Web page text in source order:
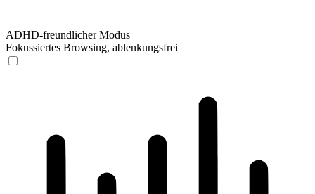
ADHD-freundlicher Modus
Fokussiertes Browsing, ablenkungsfrei